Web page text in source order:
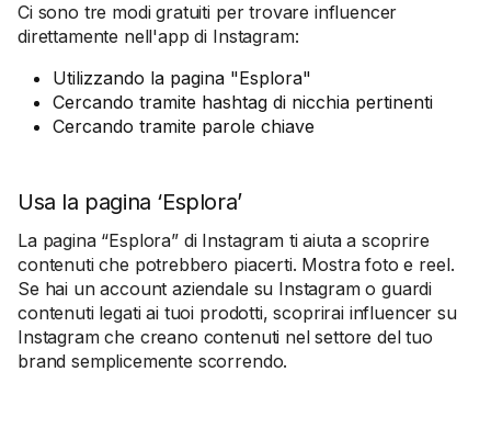
Ci sono tre modi gratuiti per trovare influencer
direttamente nell'app di Instagram:
Utilizzando la pagina "Esplora"
Cercando tramite hashtag di nicchia pertinenti
Cercando tramite parole chiave
Usa la pagina ‘Esplora’
La pagina “Esplora” di Instagram ti aiuta a scoprire
contenuti che potrebbero piacerti. Mostra foto e reel.
Se hai un account aziendale su Instagram o guardi
contenuti legati ai tuoi prodotti, scoprirai influencer su
Instagram che creano contenuti nel settore del tuo
brand semplicemente scorrendo.